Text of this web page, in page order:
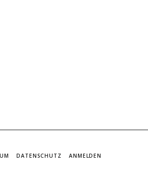
DATENSCHUTZ ANMELDEN